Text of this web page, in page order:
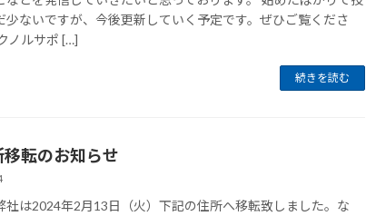
少ないですが、今後更新していく予定です。ぜひご覧くださ
ノルサポ […]
続きを読む
転のお知らせ
社は2024年2月13日（火）下記の住所へ移転致しました。な